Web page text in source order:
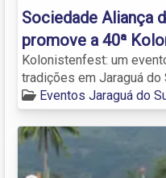
Sociedade Aliança
promove a 40ª
Kolonistenfest: um
tradições em Jaraguá do
Eventos Jaraguá do